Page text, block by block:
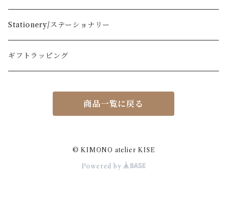
Stationery/ステーショナリー
ギフトラッピング
商品一覧に戻る
© KIMONO atelier KISE
Powered by